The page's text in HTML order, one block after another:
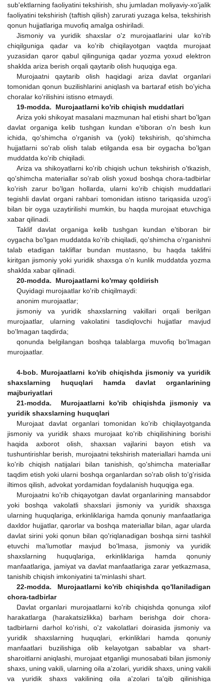
sub'ektlarning faoliyatini tekshirish, shu jumladan moliyaviy-xo'jalik
faoliyatini tekshirish (taftish qilish) zarurati yuzaga kelsa, tekshirish
qonun hujjatlariga muvofiq amalga oshiriladi.
Jismoniy va yuridik shaxslar o'z murojaatlarini ular ko'rib
chiqilguniga qadar va ko'rib chiqilayotgan vaqtda murojaat
yuzasidan qaror qabul qilinguniga qadar yozma yoxud elektron
shaklda ariza berish orqali qaytarib olish huquqiga ega.
Murojaatni qaytarib olish haqidagi ariza davlat organlari
tomonidan qonun buzilishlarini aniqlash va bartaraf etish bo'yicha
choralar ko'rilishini istisno etmaydi.
19-modda. Murojaatlarni ko'rib chiqish muddatlari
Ariza yoki shikoyat masalani mazmunan hal etishi shart bo'lgan
davlat organiga kelib tushgan kundan e'tiboran o'n besh kun
ichida, qo'shimcha o'rganish va (yoki) tekshirish, qo'shimcha
hujjatlarni so'rab olish talab etilganda esa bir oygacha bo'lgan
muddatda ko'rib chiqiladi.
Ariza va shikoyatlarni ko'rib chiqish uchun tekshirish o'tkazish,
qo'shimcha materiallar so'rab olish yoxud boshqa chora-tadbirlar
ko'rish zarur bo'lgan hollarda, ularni ko'rib chiqish muddatlari
tegishli davlat organi rahbari tomonidan istisno tariqasida uzog'i
bilan bir oyga uzaytirilishi mumkin, bu haqda murojaat etuvchiga
xabar qilinadi.
Taklif davlat organiga kelib tushgan kundan e'tiboran bir
oygacha bo'lgan muddatda ko'rib chiqiladi, qo'shimcha o'rganishni
talab etadigan takliflar bundan mustasno, bu haqda taklifni
kiritgan jismoniy yoki yuridik shaxsga o'n kunlik muddatda yozma
shaklda xabar qilinadi.
20-modda. Murojaatlarni ko'rmay qoldirish
Quyidagi murojaatlar ko'rib chiqilmaydi:
anonim murojaatlar;
jismoniy va yuridik shaxslarning vakillari orqali berilgan
murojaatlar, ularning vakolatini tasdiqlovchi hujjatlar mavjud
bo'lmagan taqdirda;
qonunda belgilangan boshqa talablarga muvofiq bo'lmagan
murojaatlar.
4-bob. Murojaatlarni ko'rib chiqishda jismoniy va yuridik
shaxslarning huquqlari hamda davlat organlarining
majburiyatlari
21-modda. Murojaatlarni ko'rib chiqishda jismoniy va
yuridik shaxslarning huquqlari
Murojaat davlat organlari tomonidan ko'rib chiqilayotganda
jismoniy va yuridik shaxs murojaat ko'rib chiqilishining borishi
haqida axborot olish, shaxsan vajlarini bayon etish va
tushuntirishlar berish, murojaatni tekshirish materiallari hamda uni
ko'rib chiqish natijalari bilan tanishish, qo'shimcha materiallar
taqdim etish yoki ularni boshqa organlardan so'rab olish to'g'risida
iltimos qilish, advokat yordamidan foydalanish huquqiga ega.
Murojaatni ko'rib chiqayotgan davlat organlarining mansabdor
yoki boshqa vakolatli shaxslari jismoniy va yuridik shaxsga
ularning huquqlariga, erkinliklariga hamda qonuniy manfaatlariga
daxldor hujjatlar, qarorlar va boshqa materiallar bilan, agar ularda
davlat sirini yoki qonun bilan qo'riqlanadigan boshqa sirni tashkil
etuvchi ma'lumotlar mavjud bo'lmasa, jismoniy va yuridik
shaxslarning huquqlariga, erkinliklariga hamda qonuniy
manfaatlariga, jamiyat va davlat manfaatlariga zarar yetkazmasa,
tanishib chiqish imkoniyatini ta'minlashi shart.
22-modda. Murojaatlarni ko'rib chiqishda qo'llaniladigan
chora-tadbirlar
Davlat organlari murojaatlarni ko'rib chiqishda qonunga xilof
harakatlarga (harakatsizlikka) barham berishga doir chora-
tadbirlarni darhol ko'rishi, o'z vakolatlari doirasida jismoniy va
yuridik shaxslarning huquqlari, erkinliklari hamda qonuniy
manfaatlari buzilishiga olib kelayotgan sabablar va shart-
sharoitlarni aniqlashi, murojaat etganligi munosabati bilan jismoniy
shaxs, uning vakili, ularning oila a'zolari, yuridik shaxs, uning vakili
va yuridik shaxs vakilining oila a'zolari ta'qib qilinishiga